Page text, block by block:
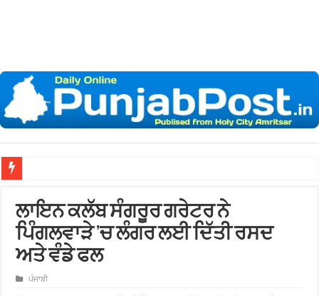
ਲਾਇਨ ਕਲੱਬ ਸੰਗਰੂਰ ਗਰੇਟਰ ਨੇ
ਪਿੰਗਲਵਾੜੇ ’ਚ ਲੰਗਰ ਲਈ ਦਿੱਤੀ ਰਸਦ
ਅਤੇ ਵੰਡੇ ਫਲ
ਪੰਜਾਬੀ